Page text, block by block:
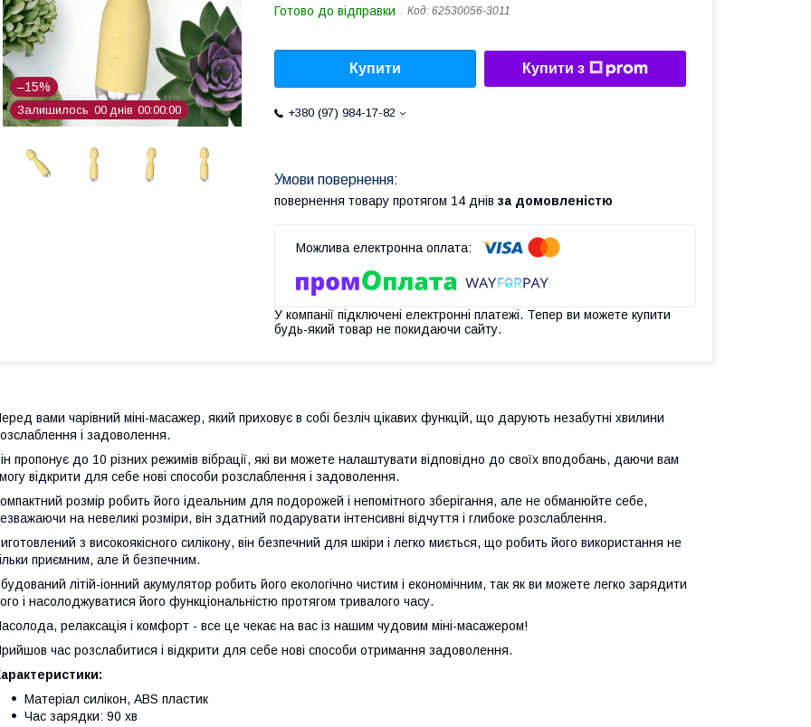
–15%
Залишилось 00 днів 00 00 00
Готово до відправки Код: 62530056-3011
Купити Купити з
+380 (97) 984-17-82
повернення товару протягом 14 днів за домовленістю
У компанії підключені електронні платежі. Тепер ви можете купити
будь-який товар не покидаючи сайту.
вами чарівний міні-масажер, який приховує в собі безліч цікавих функцій, що дарують незабутні хвилини
і задоволення.
пропонує до 10 різних режимів вібрації, які ви можете налаштувати відповідно до своїх вподобань, даючи вам
відкрити для себе нові способи розслаблення і задоволення.
розмір робить його ідеальним для подорожей і непомітного зберігання, але не обманюйте себе,
на невеликі розміри, він здатний подарувати інтенсивні відчуття і глибоке розслаблення.
з високоякісного силікону, він безпечний для шкіри і легко миється, що робить його використання не
приємним, але й безпечним.
літій-іонний акумулятор робить його екологічно чистим і економічним, так як ви можете легко зарядити
і насолоджуватися його функціональністю протягом тривалого часу.
релаксація і комфорт - все це чекає на вас із нашим чудовим міні-масажером!
час розслабитися і відкрити для себе нові способи отримання задоволення.
Матеріал силікон, ABS пластик
Час зарядки: 90 хв